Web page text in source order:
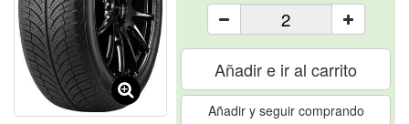
Añadir e ir al carrito
Añadir y seguir comprando